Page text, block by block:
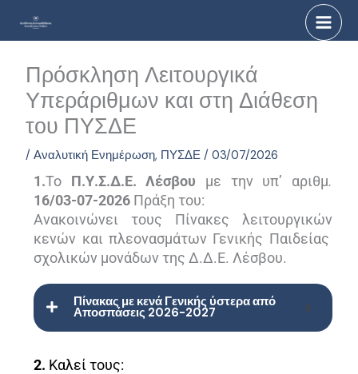
Πρόσκληση Λειτουργικά
Υπεράριθμων και στη Διάθεση
του ΠΥΣΔΕ
/Αναλυτική Ενημέρωση, ΠΥΣΔΕ /03/07/2026
1.Το Π.Υ.Σ.Δ.Ε. Λέσβου με την υπ’ αριθμ.
16/03-07-2026 Πράξη του:
Ανακοινώνει τους Πίνακες λειτουργικών
κενών και πλεονασμάτων Γενικής Παιδείας
σχολικών μονάδων της Δ.Δ.Ε. Λέσβου.
Πίνακας με κενά Γενικής ύστερα από
Αποσπάσεις 2026-2027
2. Καλεί τους: